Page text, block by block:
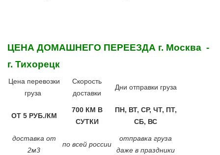
ЦЕНА ДОМАШНЕГО ПЕРЕЕЗДА г. Москва -
г. Тихорецк
Цена перевозки
груза
Скорость
доставки
Дни отправки груза
ОТ 5 РУБ./КМ
700 КМ В
СУТКИ
ПН, ВТ, СР, ЧТ, ПТ,
СБ, ВС
доставка от
2м3
по всей россии
отправка груза
даже в праздники